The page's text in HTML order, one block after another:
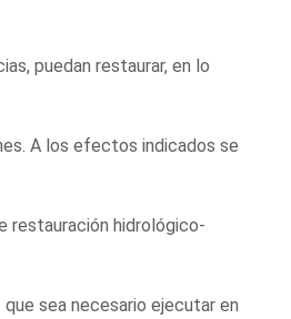
puedan restaurar, en lo
A los efectos indicados se
restauración hidrológico-
sea necesario ejecutar en